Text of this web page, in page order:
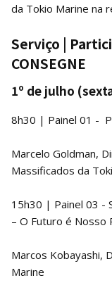
da Tokio Marine na
Serviço |
CONSEGNE
1º de julho
8h30 | Painel 01 -
Marcelo Goldman,
Massificados da
15h30 | Painel 03 -
– O Futuro é Nosso
Marcos Kobayashi,
Marine